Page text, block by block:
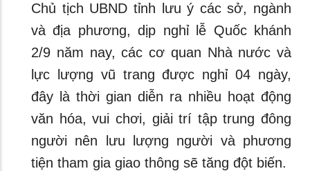
Chủ tịch UBND tỉnh lưu ý các sở, ngành
và địa phương, dịp nghỉ lễ Quốc khánh
2/9 năm nay, các cơ quan Nhà nước và
lực lượng vũ trang được nghỉ 04 ngày,
đây là thời gian diễn ra nhiều hoạt động
văn hóa, vui chơi, giải trí tập trung đông
người nên lưu lượng người và phương
tiện tham gia giao thông sẽ tăng đột biến.